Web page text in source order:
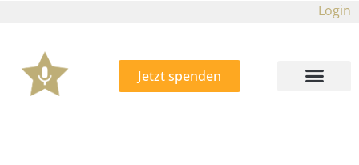
Login
Jetzt spenden